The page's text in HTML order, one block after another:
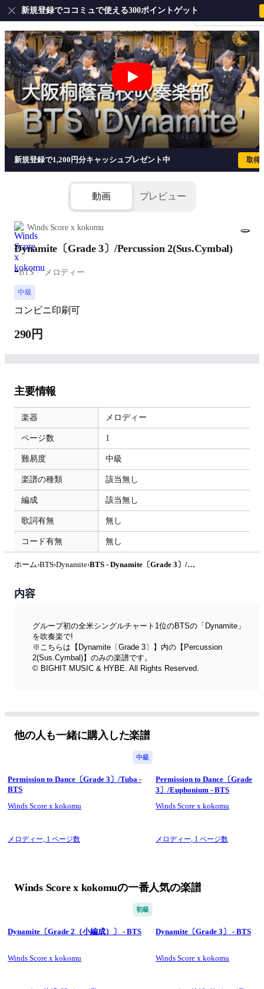
会員登録・ログイ
新規登録でココミュで使える300ポイントゲット
Dynamite〔Grade 3〕/Percussion
新規登録で1,200円分キャッシュプレゼント中 取得
動画 プレビュー
Winds Score x kokomu
Dynamite〔Grade 3〕/Percussion 2(Sus.Cymbal)
-BTS メロディー
中級
コンビニ印刷可
290円
主要情報
楽器 メロディー
ページ数 1
難易度 中級
楽譜の種類 該当無し
編成 該当無し
歌詞有無 無し
コード有無 無し
ホーム›BTS›Dynamite› BTS - Dynamite〔Grade 3〕/Percussion 2(Sus.Cymbal) by Winds Score x kokomu
内容
グループ初の全米シングルチャート1位のBTSの「Dynamite」
を吹奏楽で!
※こちらは【Dynamite〔Grade 3〕】内の【Percussion
2(Sus.Cymbal)】のみの楽譜です。
© BIGHIT MUSIC & HYBE. All Rights Reserved.
他の人も一緒に購入した楽譜
中級
Permission to Dance〔Grade 3〕/Tuba -
BTS
Winds Score x kokomu
メロディー, 1 ページ数
Permission to Dance〔Grade
3〕/Euphonium - BTS
Winds Score x kokomu
メロディー, 1 ページ数
Winds Score x kokomuの一番人気の楽譜
初級
Dynamite〔Grade 2（小編成）〕 - BTS
Winds Score x kokomu
Dynamite〔Grade 3〕 - BTS
Winds Score x kokomu